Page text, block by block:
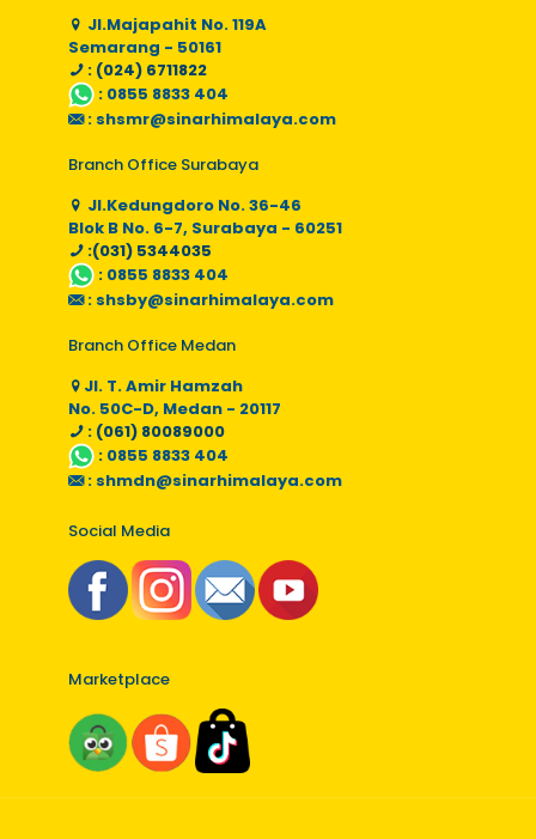
Jl.Majapahit No. 119A
Semarang - 50161
: (024) 6711822
: 0855 8833 404
: shsmr@sinarhimalaya.com
Branch Office Surabaya
Jl.Kedungdoro No. 36-46
Blok B No. 6-7, Surabaya - 60251
:(031) 5344035
: 0855 8833 404
: shsby@sinarhimalaya.com
Branch Office Medan
Jl. T. Amir Hamzah
No. 50C-D, Medan - 20117
: (061) 80089000
: 0855 8833 404
: shmdn@sinarhimalaya.com
Social Media
Marketplace